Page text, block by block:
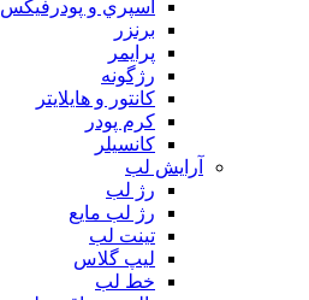
اسپري و پودرفيكس
برنزر
پرايمر
رژگونه
كانتور و هايلايتر
كرم پودر
كانسيلر
آرايش لب
رژ لب
رژ لب مایع
تینت لب
لیپ گلاس
خط لب